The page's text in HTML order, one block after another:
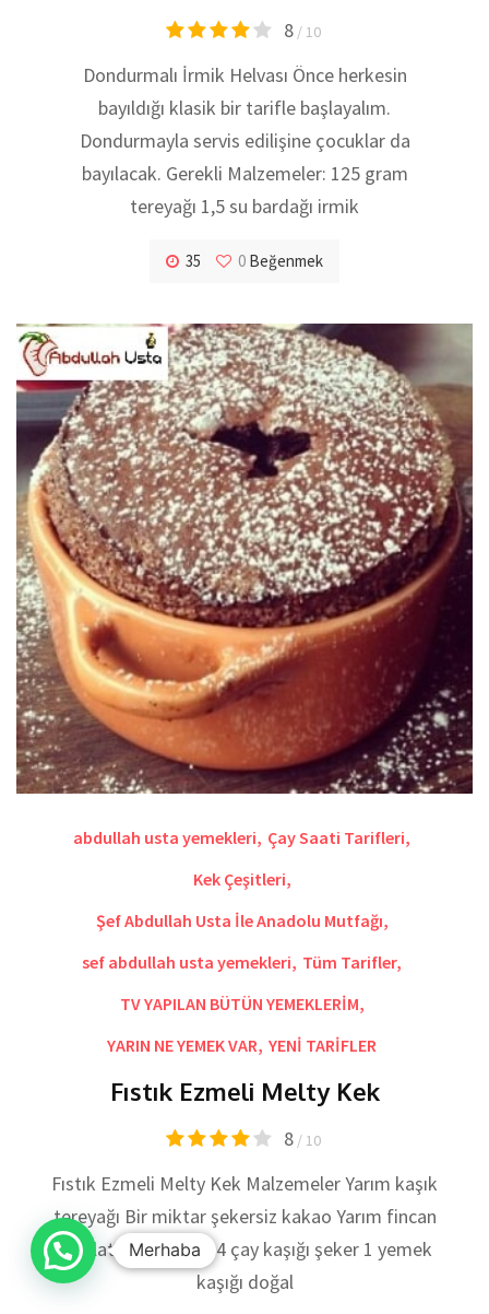
8/ 10
Dondurmalı İrmik Helvası Önce herkesin
bayıldığı klasik bir tarifle başlayalım.
Dondurmayla servis edilişine çocuklar da
bayılacak. Gerekli Malzemeler: 125 gram
tereyağı 1,5 su bardağı irmik
35 0 Beğenmek
abdullah usta yemekleri, Çay Saati Tarifleri,
Kek Çeşitleri,
Şef Abdullah Usta İle Anadolu Mutfağı,
sef abdullah usta yemekleri, Tüm Tarifler,
TV YAPILAN BÜTÜN YEMEKLERİM,
YARIN NE YEMEK VAR, YENİ TARİFLER
Fıstık Ezmeli Melty Kek
8/ 10
Fıstık Ezmeli Melty Kek Malzemeler Yarım kaşık
tereyağı Bir miktar şekersiz kakao Yarım fincan
çikolata 1 yumurta 4 çay kaşığı şeker 1 yemek
kaşığı doğal
Merhaba